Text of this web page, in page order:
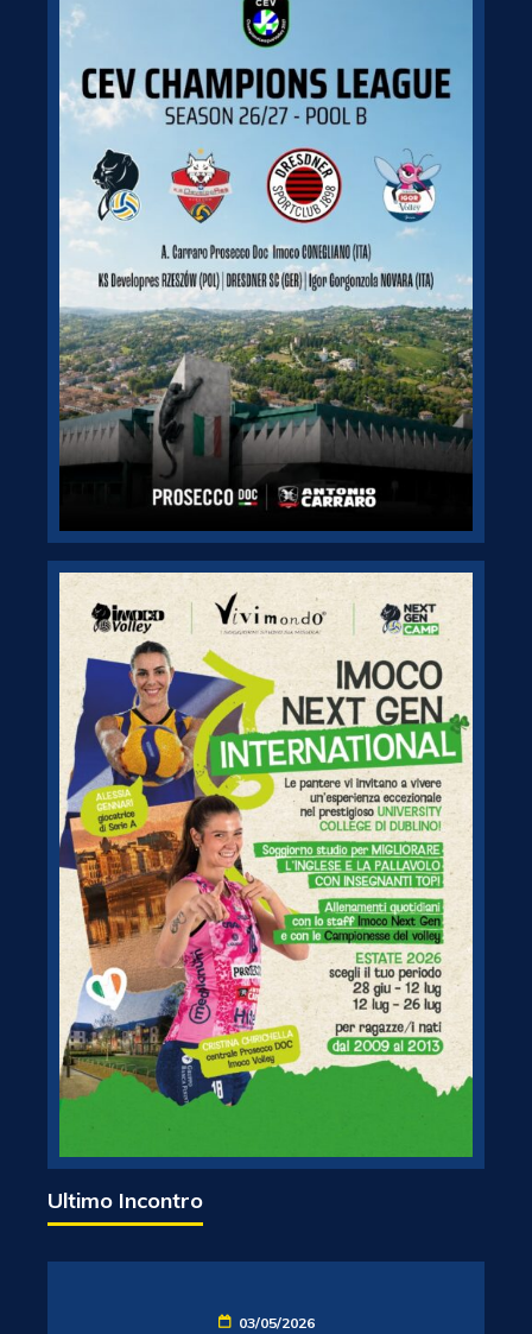
Ultimo Incontro
03/05/2026